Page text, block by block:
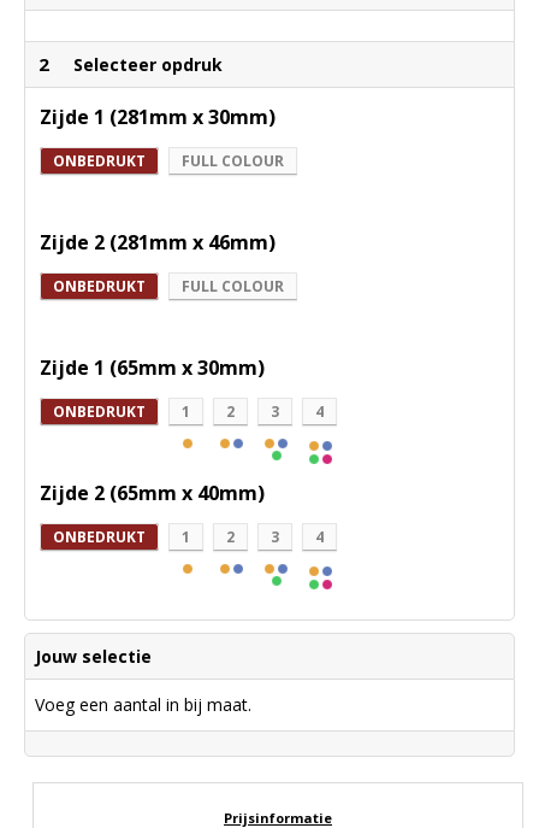
2 Selecteer opdruk
Zijde 1 (281mm x 30mm)
ONBEDRUKT FULL COLOUR
Zijde 2 (281mm x 46mm)
ONBEDRUKT FULL COLOUR
Zijde 1 (65mm x 30mm)
ONBEDRUKT 1 2 3 4
Zijde 2 (65mm x 40mm)
ONBEDRUKT 1 2 3 4
Jouw selectie
Voeg een aantal in bij maat.
Prijsinformatie